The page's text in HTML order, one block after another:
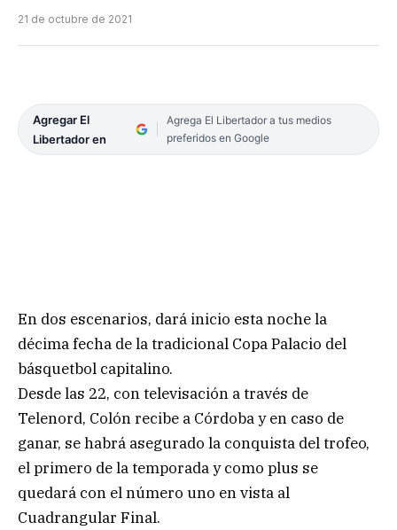
21 de octubre de 2021
Agregar El
Libertador en
Agrega El Libertador a tus medios
preferidos en Google
En dos escenarios, dará inicio esta noche la
décima fecha de la tradicional Copa Palacio del
básquetbol capitalino.
Desde las 22, con televisación a través de
Telenord, Colón recibe a Córdoba y en caso de
ganar, se habrá asegurado la conquista del trofeo,
el primero de la temporada y como plus se
quedará con el número uno en vista al
Cuadrangular Final.